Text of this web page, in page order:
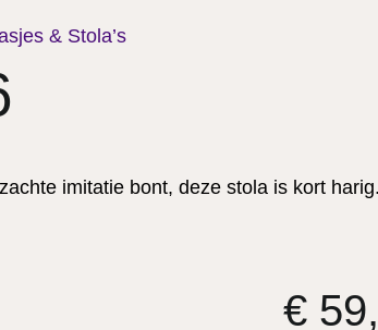
& Stola’s
imitatie bont, deze stola is kort harig.
€